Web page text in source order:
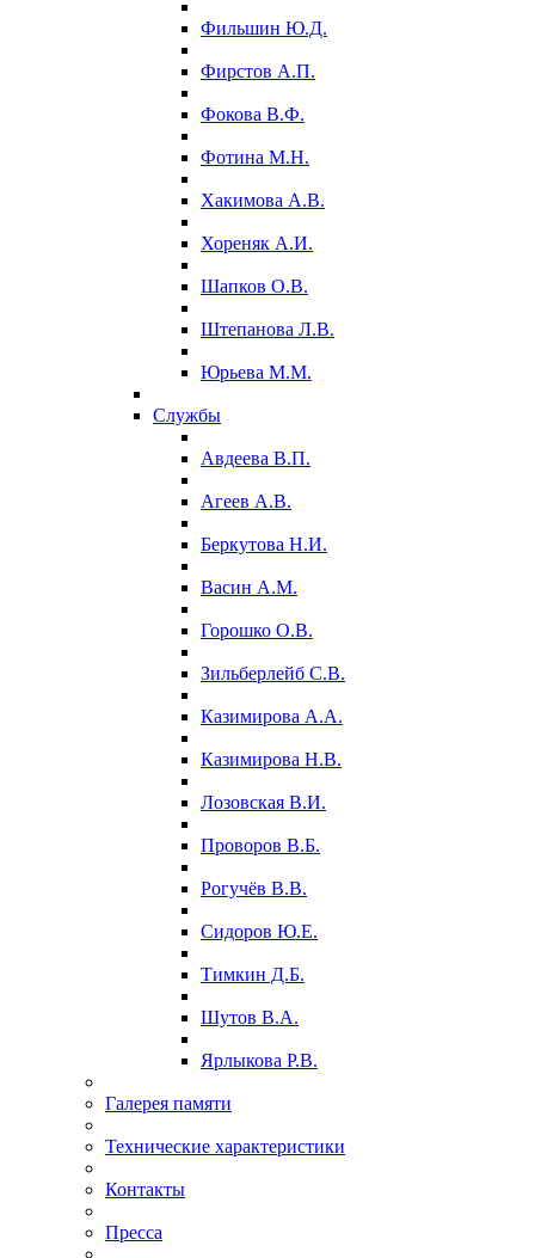
Фильшин Ю.Д.
Фирстов А.П.
Фокова В.Ф.
Фотина М.Н.
Хакимова А.В.
Хореняк А.И.
Шапков О.В.
Штепанова Л.В.
Юрьева М.М.
Службы
Авдеева В.П.
Агеев А.В.
Беркутова Н.И.
Васин А.М.
Горошко О.В.
Зильберлейб С.В.
Казимирова А.А.
Казимирова Н.В.
Лозовская В.И.
Проворов В.Б.
Рогучёв В.В.
Сидоров Ю.Е.
Тимкин Д.Б.
Шутов В.А.
Ярлыкова Р.В.
Галерея памяти
Технические характеристики
Контакты
Пресса